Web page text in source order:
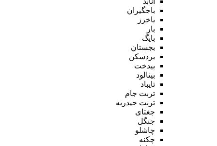
باجگیران
باخرز
بار
بایگ
بجستان
بردسکن
بیدخت
بینالود
تایباد
تربت جام
تربت حیدریه
جغتای
جنگل
چاشلو
چکنه